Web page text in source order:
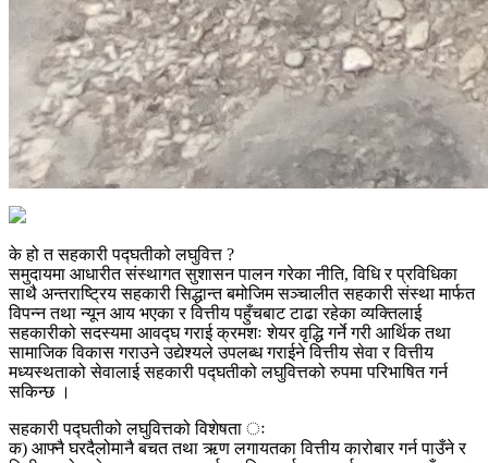
के हो त सहकारी पद्घतीको लघुवित्त ?
समुदायमा आधारीत संस्थागत सुशासन पालन गरेका नीति, विधि र प्रविधिका
साथै अन्तराष्ट्रिय सहकारी सिद्धान्त बमोजिम सञ्चालीत सहकारी संस्था मार्फत
विपन्न तथा न्यून आय भएका र वित्तीय पहुँचबाट टाढा रहेका व्यक्तिलाई
सहकारीको सदस्यमा आवद्घ गराई क्रमशः शेयर वृद्धि गर्ने गरी आर्थिक तथा
सामाजिक विकास गराउने उद्येश्यले उपलब्ध गराईने वित्तीय सेवा र वित्तीय
मध्यस्थताको सेवालाई सहकारी पद्घतीको लघुवित्तको रुपमा परिभाषित गर्न
सकिन्छ ।
सहकारी पद्घतीको लघुवित्तको विशेषता ः
क) आफ्नै घरदैलोमानै बचत तथा ऋण लगायतका वित्तीय कारोबार गर्न पाउँने र